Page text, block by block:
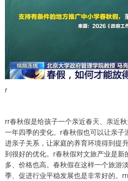
r
rr春秋假是给孩子一个亲近春天、亲近
一年四季的变化。r春秋假也可以让亲
进亲子关系，让家庭的养育环境得到提
到很好的优化。r春秋假对文旅产业是新
多、价格也高。春秋假在这样一个旅游
季、促进行业平稳发展也是非常好的。